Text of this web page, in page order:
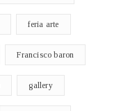
feria arte
Francisco baron
gallery